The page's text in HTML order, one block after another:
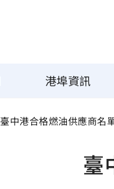
港埠資訊
臺中港合格燃油供應商名
臺